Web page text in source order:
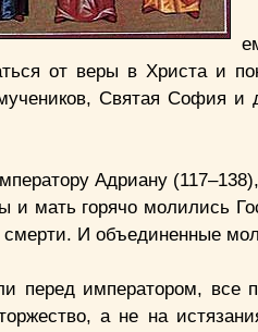
от веры в Христа и
Святая София и
Адриану
и мать горячо молились
И объединенные
перед императором, все
а не на